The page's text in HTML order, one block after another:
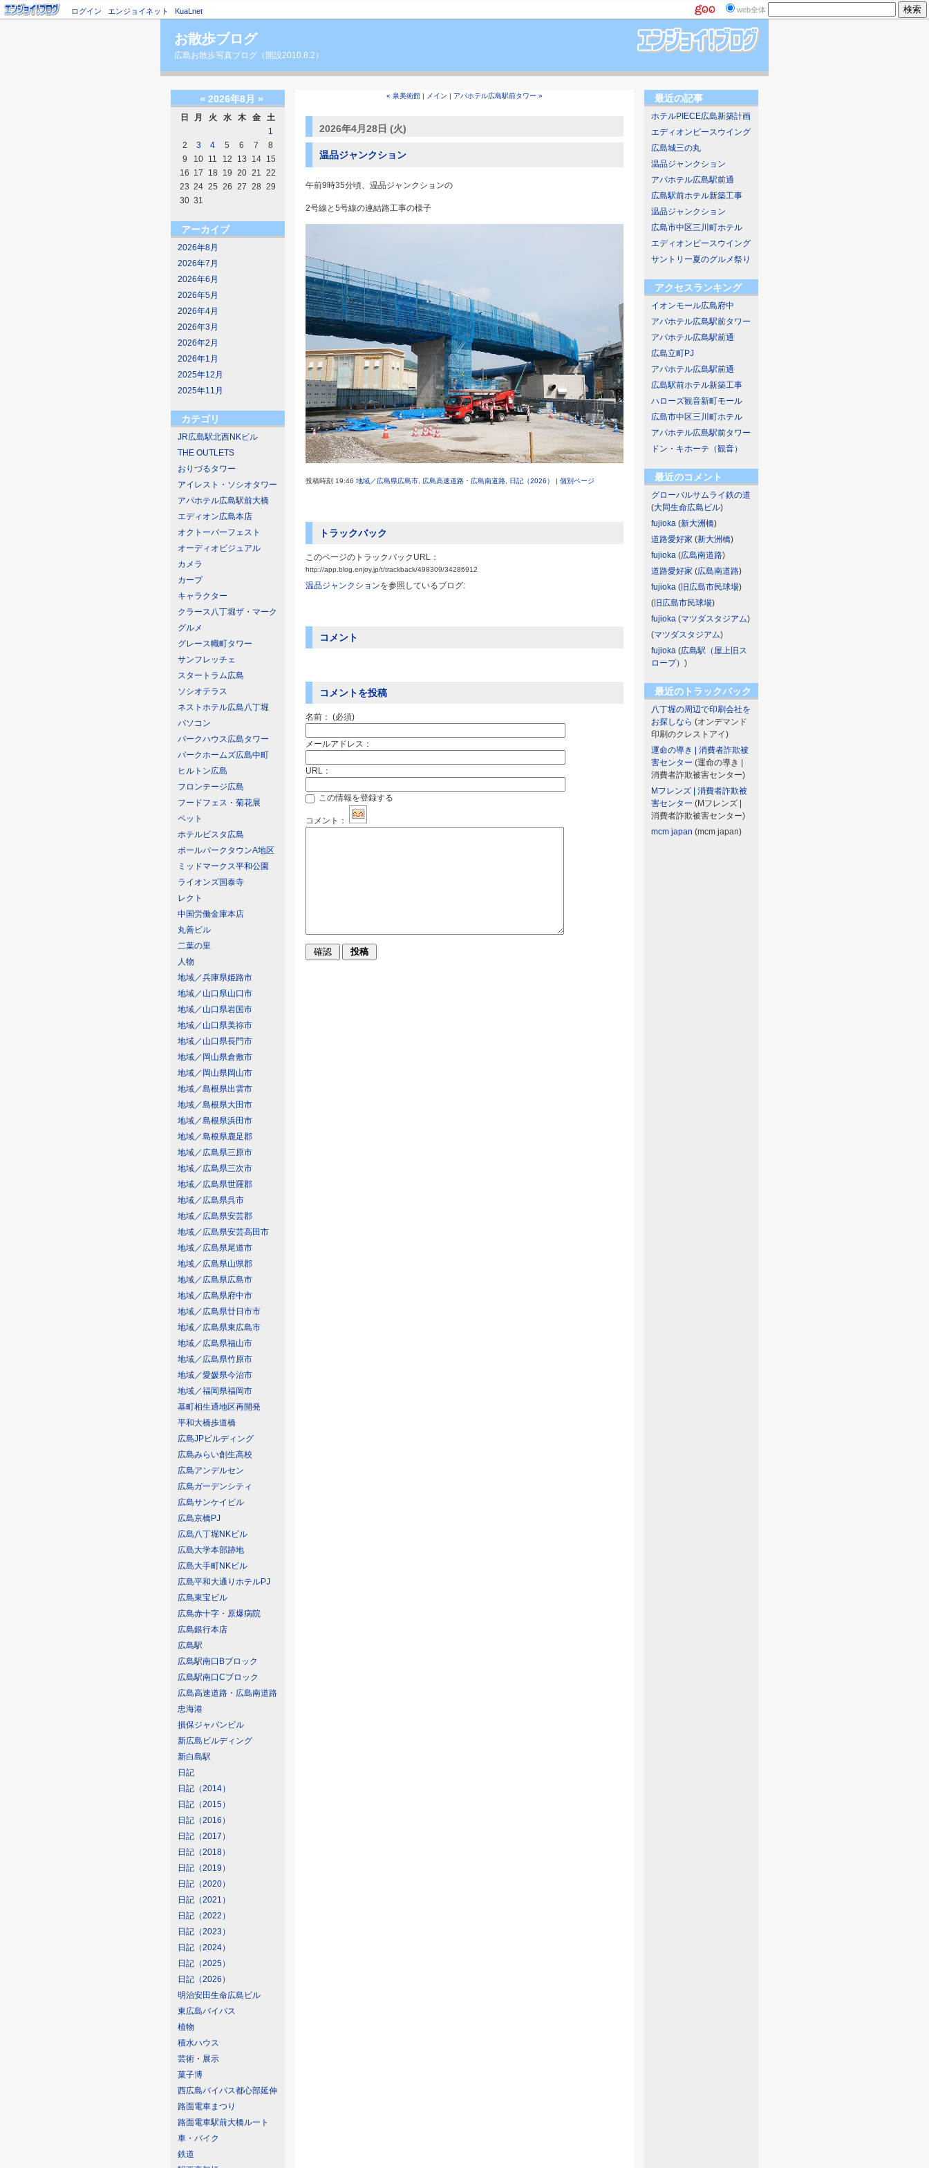
ログイン エンジョイネット KuaLnet web全体
お散歩ブログ
広島お散歩写真ブログ（開設2010.8.2）
« 2026年8月 »
日 月 火 水 木 金
土
1
2
3 4 5 6 7
8
9
10 11 12 13 14
15
16 17 18 19 20 21 22
23 24 25 26 27 28 29
30 31
アーカイブ
2026年8月
2026年7月
2026年6月
2026年5月
2026年4月
2026年3月
2026年2月
2026年1月
2025年12月
2025年11月
カテゴリ
JR広島駅北西NKビル
THE OUTLETS
おりづるタワー
アイレスト・ソシオタワー
アパホテル広島駅前大橋
エディオン広島本店
オクトーバーフェスト
オーディオビジュアル
カメラ
カープ
キャラクター
クラース八丁堀ザ・マーク
グルメ
グレース幟町タワー
サンフレッチェ
スタートラム広島
ソシオテラス
ネストホテル広島八丁堀
パソコン
パークハウス広島タワー
パークホームズ広島中町
ヒルトン広島
フロンテージ広島
フードフェス・菊花展
ペット
ホテルビスタ広島
ボールパークタウンA地区
ミッドマークス平和公園
ライオンズ国泰寺
レクト
中国労働金庫本店
丸善ビル
二葉の里
人物
地域／兵庫県姫路市
地域／山口県山口市
地域／山口県岩国市
地域／山口県美祢市
地域／山口県長門市
地域／岡山県倉敷市
地域／岡山県岡山市
地域／島根県出雲市
地域／島根県大田市
地域／島根県浜田市
地域／島根県鹿足郡
地域／広島県三原市
地域／広島県三次市
地域／広島県世羅郡
地域／広島県呉市
地域／広島県安芸郡
地域／広島県安芸高田市
地域／広島県尾道市
地域／広島県山県郡
地域／広島県広島市
地域／広島県府中市
地域／広島県廿日市市
地域／広島県東広島市
地域／広島県福山市
地域／広島県竹原市
地域／愛媛県今治市
地域／福岡県福岡市
基町相生通地区再開発
平和大橋歩道橋
広島JPビルディング
広島みらい創生高校
広島アンデルセン
広島ガーデンシティ
広島サンケイビル
広島京橋PJ
広島八丁堀NKビル
広島大学本部跡地
広島大手町NKビル
広島平和大通りホテルPJ
広島東宝ビル
広島赤十字・原爆病院
広島銀行本店
広島駅
広島駅南口Bブロック
広島駅南口Cブロック
広島高速道路・広島南道路
忠海港
損保ジャパンビル
新広島ビルディング
新白島駅
日記
日記（2014）
日記（2015）
日記（2016）
日記（2017）
日記（2018）
日記（2019）
日記（2020）
日記（2021）
日記（2022）
日記（2023）
日記（2024）
日記（2025）
日記（2026）
明治安田生命広島ビル
東広島バイパス
植物
積水ハウス
芸術・展示
菓子博
西広島バイパス都心部延伸
路面電車まつり
路面電車駅前大橋ルート
車・バイク
鉄道
« 泉美術館 | メイン | アパホテル広島駅前タワー »
2026年4月28日 (火)
温品ジャンクション
午前9時35分頃、温品ジャンクションの
2号線と5号線の連結路工事の様子
投稿時刻 19:46 地域／広島県広島市, 広島高速道路・広島南道路, 日記（2026） | 個別ページ
トラックバック
このページのトラックバックURL：
http://app.blog.enjoy.jp/t/trackback/498309/34286912
温品ジャンクションを参照しているブログ:
コメント
コメントを投稿
名前： (必須)
メールアドレス：
URL：
この情報を登録する
コメント：
最近の記事
ホテルPIECE広島新築計画
エディオンピースウイング
広島城三の丸
温品ジャンクション
アパホテル広島駅前通
広島駅前ホテル新築工事
温品ジャンクション
広島市中区三川町ホテル
エディオンピースウイング
サントリー夏のグルメ祭り
アクセスランキング
イオンモール広島府中
アパホテル広島駅前タワー
アパホテル広島駅前通
広島立町PJ
アパホテル広島駅前通
広島駅前ホテル新築工事
ハローズ観音新町モール
広島市中区三川町ホテル
アパホテル広島駅前タワー
ドン・キホーテ（観音）
最近のコメント
グローバルサムライ鉄の道
(大同生命広島ビル)
fujioka (新大洲橋)
道路愛好家 (新大洲橋)
fujioka (広島南道路)
道路愛好家 (広島南道路)
fujioka ( 旧広島市民球場)
( 旧広島市民球場)
fujioka (マツダスタジアム)
(マツダスタジアム)
fujioka (広島駅（屋上旧ス
ロープ） )
最近のトラックバック
八丁堀の周辺で印刷会社を
お探しなら (オンデマンド
印刷のクレストアイ)
運命の導き | 消費者詐欺被
害センター (運命の導き |
消費者詐欺被害センター)
Mフレンズ | 消費者詐欺被
害センター (Mフレンズ |
消費者詐欺被害センター)
mcm japan (mcm japan)